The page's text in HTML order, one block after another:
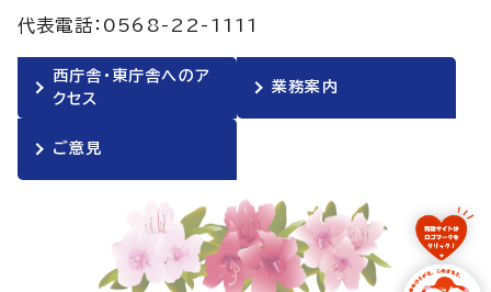
代表電話：0568-22-1111
西庁舎・東庁舎へのア
クセス
業務案内
ご意見